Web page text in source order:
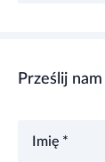
Prześlij
Imię *